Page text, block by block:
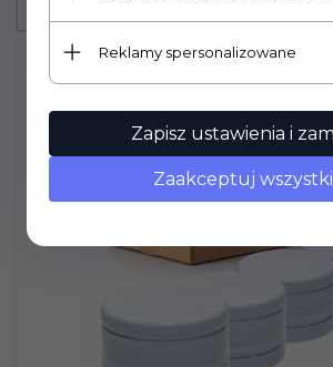
Reklamy spersonalizowane
Zapisz ustawienia i
Zaakceptuj